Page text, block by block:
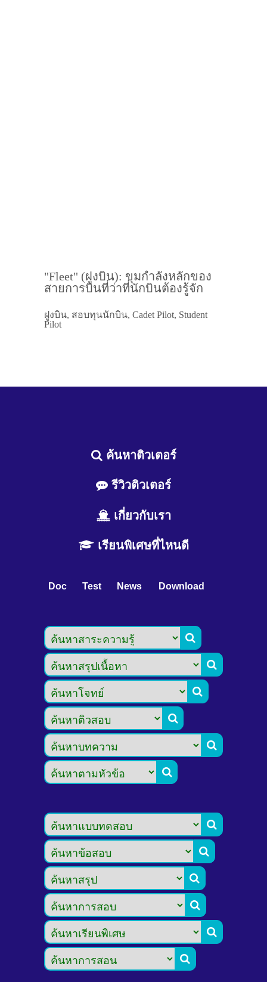
"Fleet" (ฝูงบิน): ขุมกำลังหลักของ
สายการบินที่ว่าที่นักบินต้องรู้จัก
ฝูงบิน, สอบทุนนักบิน, Cadet Pilot, Student
Pilot
ค้นหาติวเตอร์
รีวิวติวเตอร์
เกี่ยวกับเรา
เรียนพิเศษที่ไหนดี
Doc Test News Download











